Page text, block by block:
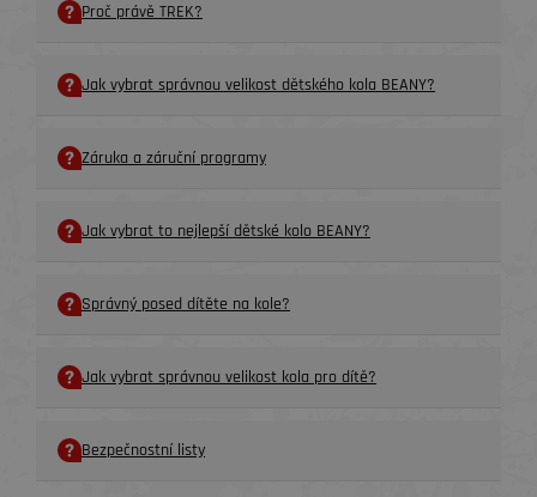
Proč právě TREK?
Jak vybrat správnou velikost dětského kola BEANY?
Záruka a záruční programy
Jak vybrat to nejlepší dětské kolo BEANY?
Správný posed dítěte na kole?
Jak vybrat správnou velikost kola pro dítě?
Bezpečnostní listy